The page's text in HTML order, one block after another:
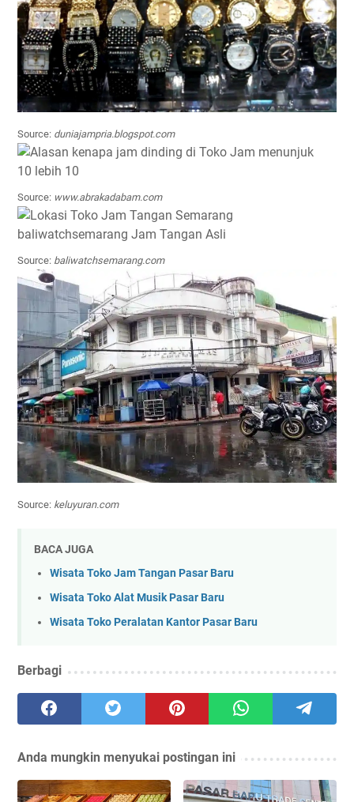
Source: duniajampria.blogspot.com
Source: www.abrakadabam.com
Source: baliwatchsemarang.com
Source: keluyuran.com
BACA JUGA
Wisata Toko Jam Tangan Pasar Baru
Wisata Toko Alat Musik Pasar Baru
Wisata Toko Peralatan Kantor Pasar Baru
Berbagi
Anda mungkin menyukai postingan ini